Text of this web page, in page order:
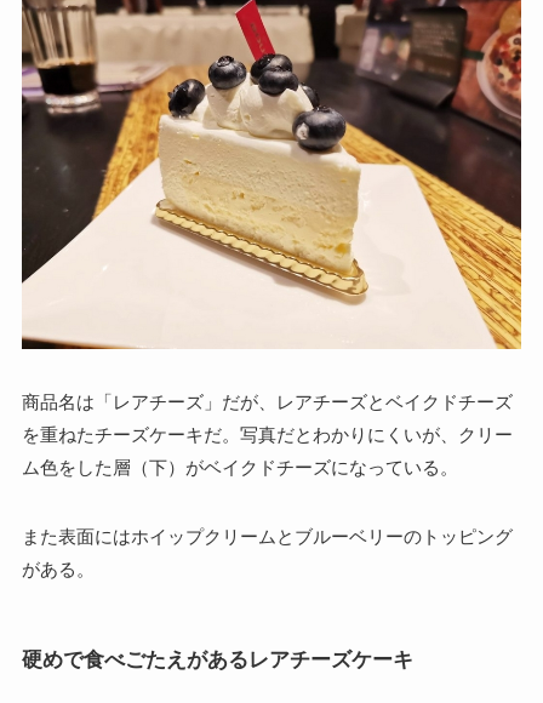
商品名は「レアチーズ」だが、レアチーズとベイクドチーズ
を重ねたチーズケーキだ。写真だとわかりにくいが、クリー
ム色をした層（下）がベイクドチーズになっている。
また表面にはホイップクリームとブルーベリーのトッピング
がある。
硬めで食べごたえがあるレアチーズケーキ